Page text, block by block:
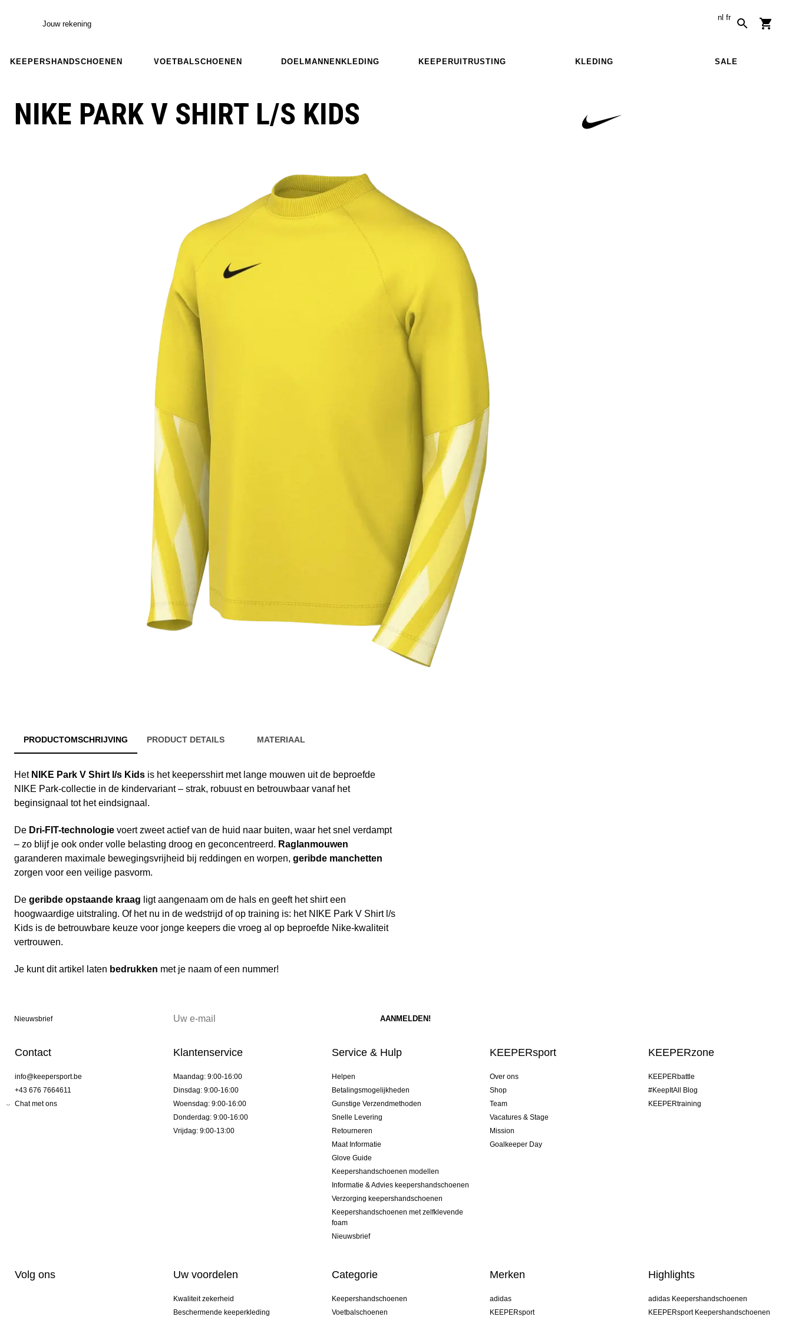
Jouw rekening
nl fr
KEEPERSHANDSCHOENEN VOETBALSCHOENEN DOELMANNENKLEDING KEEPERUITRUSTING KLEDING SALE
NIKE PARK V SHIRT L/S KIDS
PRODUCTOMSCHRIJVING PRODUCT DETAILS MATERIAAL
Het NIKE Park V Shirt l/s Kids is het keepersshirt met lange mouwen uit de beproefde
NIKE Park-collectie in de kindervariant – strak, robuust en betrouwbaar vanaf het
beginsignaal tot het eindsignaal.
De Dri-FIT-technologie voert zweet actief van de huid naar buiten, waar het snel verdampt
– zo blijf je ook onder volle belasting droog en geconcentreerd. Raglanmouwen
garanderen maximale bewegingsvrijheid bij reddingen en worpen, geribde manchetten
zorgen voor een veilige pasvorm.
De geribde opstaande kraag ligt aangenaam om de hals en geeft het shirt een
hoogwaardige uitstraling. Of het nu in de wedstrijd of op training is: het NIKE Park V Shirt l/s
Kids is de betrouwbare keuze voor jonge keepers die vroeg al op beproefde Nike-kwaliteit
vertrouwen.
Je kunt dit artikel laten bedrukken met je naam of een nummer!
Nieuwsbrief
Contact
info@keepersport.be
+43 676 7664611
Chat met ons
Klantenservice
Maandag: 9:00-16:00
Dinsdag: 9:00-16:00
Woensdag: 9:00-16:00
Donderdag: 9:00-16:00
Vrijdag: 9:00-13:00
Service & Hulp
Helpen
Betalingsmogelijkheden
Gunstige Verzendmethoden
Snelle Levering
Retourneren
Maat Informatie
Glove Guide
Keepershandschoenen modellen
Informatie & Advies keepershandschoenen
Verzorging keepershandschoenen
Keepershandschoenen met zelfklevende
foam
Nieuwsbrief
KEEPERsport
Over ons
Shop
Team
Vacatures & Stage
Mission
Goalkeeper Day
KEEPERzone
KEEPERbattle
#KeepItAll Blog
KEEPERtraining
Volg ons Uw voordelen
Kwaliteit zekerheid
Beschermende keeperkleding
Categorie
Keepershandschoenen
Voetbalschoenen
Merken
adidas
KEEPERsport
Highlights
adidas Keepershandschoenen
KEEPERsport Keepershandschoenen